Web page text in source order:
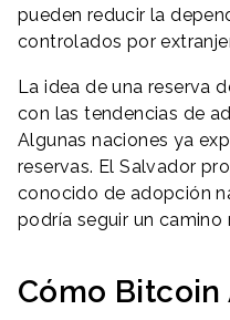
pueden reducir la
controlados por
La idea de una reserva
con las tendencias de
Algunas naciones ya
reservas. El Salvador
conocido de adopción
podría seguir un
Cómo Bitcoin